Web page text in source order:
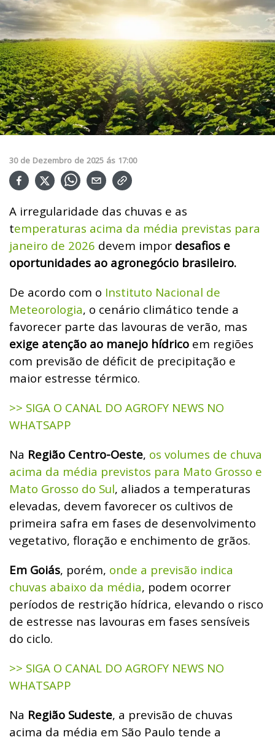
30 de Dezembro de 2025 ás 17:00
A irregularidade das chuvas e as
temperaturas acima da média previstas para
janeiro de 2026 devem impor desafios e
oportunidades ao agronegócio brasileiro.
De acordo com o Instituto Nacional de
Meteorologia, o cenário climático tende a
favorecer parte das lavouras de verão, mas
exige atenção ao manejo hídrico em regiões
com previsão de déficit de precipitação e
maior estresse térmico.
>> SIGA O CANAL DO AGROFY NEWS NO
WHATSAPP
Na Região Centro-Oeste, os volumes de chuva
acima da média previstos para Mato Grosso e
Mato Grosso do Sul, aliados a temperaturas
elevadas, devem favorecer os cultivos de
primeira safra em fases de desenvolvimento
vegetativo, floração e enchimento de grãos.
Em Goiás, porém, onde a previsão indica
chuvas abaixo da média, podem ocorrer
períodos de restrição hídrica, elevando o risco
de estresse nas lavouras em fases sensíveis
do ciclo.
>> SIGA O CANAL DO AGROFY NEWS NO
WHATSAPP
Na Região Sudeste, a previsão de chuvas
acima da média em São Paulo tende a